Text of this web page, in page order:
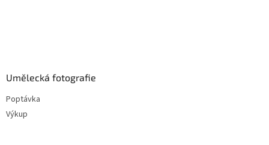
Umělecká fotografie
Poptávka
Výkup